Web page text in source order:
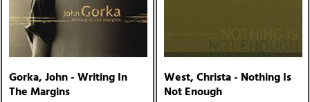
Gorka, John - Writing In
The Margins
West, Christa - Nothing Is
Not Enough